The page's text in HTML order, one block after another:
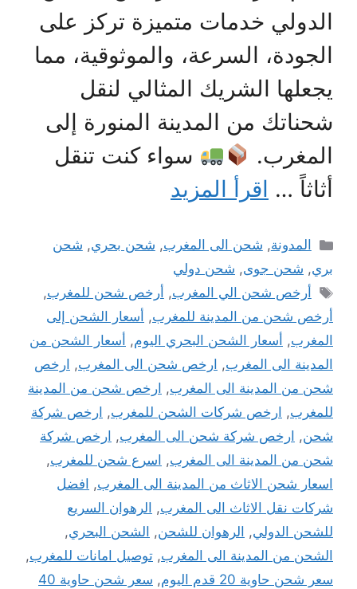
الدولي خدمات متميزة تركز على
الجودة، السرعة، والموثوقية، مما
يجعلها الشريك المثالي لنقل
شحناتك من المدينة المنورة إلى
المغرب.
سواء كنت تنقل
أثاثاً … اقرأ المزيد
التصنيفات
المدونة, شحن الى المغرب, شحن بحري, شحن
بري, شحن جوى, شحن دولي
الوسوم
أرخص شحن الي المغرب, أرخص شحن للمغرب,
أرخص شحن من المدينة للمغرب, أسعار الشحن إلى
المغرب, أسعار الشحن البحري اليوم, أسعار الشحن من
المدينة الى المغرب, ارخص شحن الى المغرب, ارخص
شحن من المدينة الى المغرب, ارخص شحن من المدينة
للمغرب, ارخص شركات الشحن للمغرب, ارخص شركة
شحن, ارخص شركة شحن الى المغرب, ارخص شركة
شحن من المدينة الى المغرب, اسرع شحن للمغرب,
اسعار شحن الاثاث من المدينة الى المغرب, افضل
شركات نقل الاثاث الى المغرب, الرهوان السريع
للشحن الدولي, الرهوان للشحن, الشحن البحري,
الشحن من المدينة الى المغرب, توصيل امانات للمغرب,
سعر شحن حاوية 20 قدم اليوم
,
سعر شحن حاوية 40